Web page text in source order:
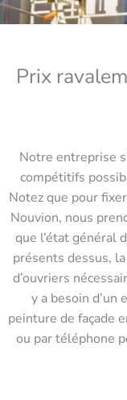
Prix
Notre entreprise
compétitifs
Notez que pour
Nouvion, nous
que l’état général
présents dessus,
d’ouvriers
y a besoin d’un
peinture de façade
ou par téléphone